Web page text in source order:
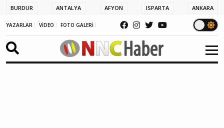
BURDUR ANTALYA AFYON ISPARTA ANKARA
YAZARLAR VİDEO FOTO GALERİ